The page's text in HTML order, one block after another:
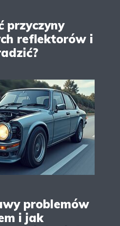
przyczyny
reflektorów i
problemów
i jak